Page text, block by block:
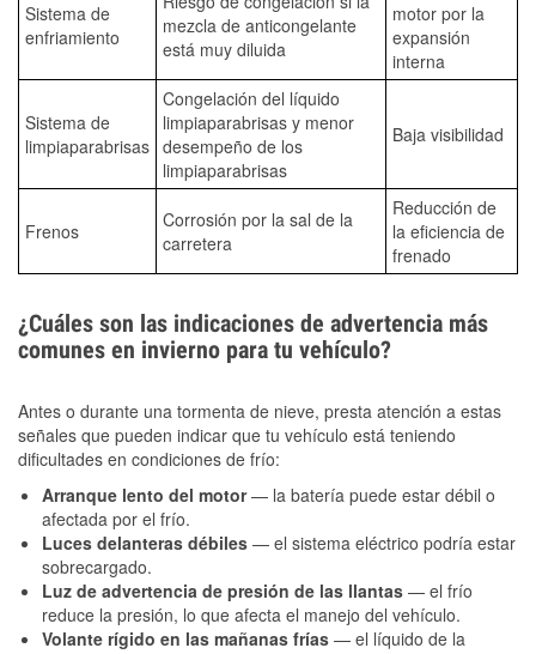
Sistema de
enfriamiento
mezcla de anticongelante
está muy diluida
motor por la
expansión
interna
Sistema de
limpiaparabrisas
Congelación del líquido
limpiaparabrisas y menor
desempeño de los
limpiaparabrisas
Baja visibilidad
Frenos
Corrosión por la sal de la
carretera
Reducción de
la eficiencia de
frenado
¿Cuáles son las indicaciones de advertencia más
comunes en invierno para tu vehículo?
Antes o durante una tormenta de nieve, presta atención a estas
señales que pueden indicar que tu vehículo está teniendo
dificultades en condiciones de frío:
Arranque lento del motor— la batería puede estar débil o
afectada por el frío.
Luces delanteras débiles — el sistema eléctrico podría estar
sobrecargado.
Luz de advertencia de presión de las llantas — el frío
reduce la presión, lo que afecta el manejo del vehículo.
Volante rígido en las mañanas frías — el líquido de la